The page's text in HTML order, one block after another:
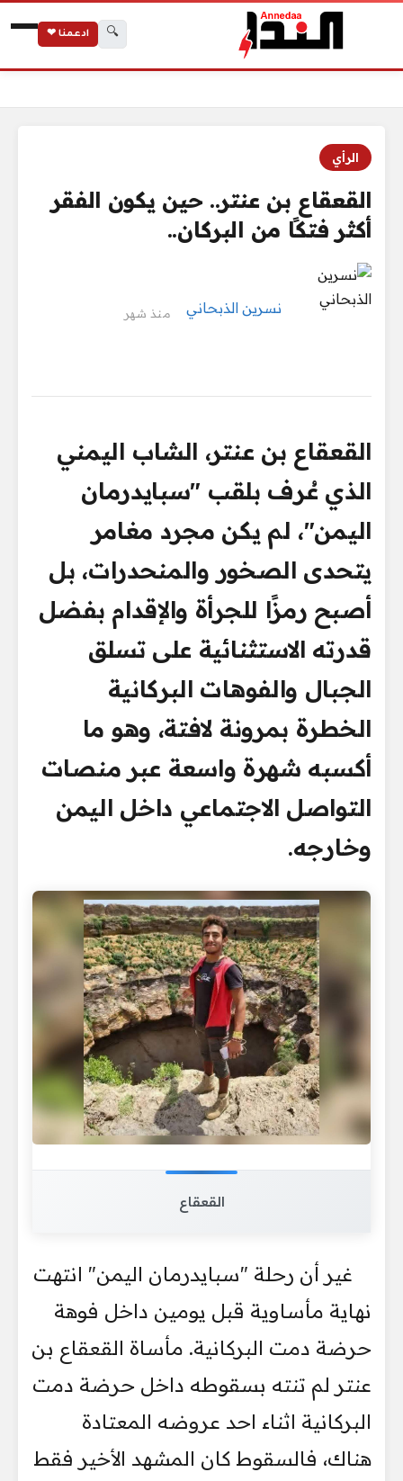
🔍 ادعمنا ❤
الرأي
القعقاع بن عنتر.. حين يكون الفقر
أكثر فتكًا من البركان..
نسرين الذبحاني منذ شهر
القعقاع بن عنتر، الشاب اليمني
الذي عُرف بلقب "سبايدرمان
اليمن"، لم يكن مجرد مغامر
يتحدى الصخور والمنحدرات، بل
أصبح رمزًا للجرأة والإقدام بفضل
قدرته الاستثنائية على تسلق
الجبال والفوهات البركانية
الخطرة بمرونة لافتة، وهو ما
أكسبه شهرة واسعة عبر منصات
التواصل الاجتماعي داخل اليمن
وخارجه.
القعقاع
غير أن رحلة "سبايدرمان اليمن" انتهت
نهاية مأساوية قبل يومين داخل فوهة
حرضة دمت البركانية. مأساة القعقاع بن
عنتر لم تنته بسقوطه داخل حرضة دمت
البركانية اثناء احد عروضه المعتادة
هناك، فالسقوط كان المشهد الأخير فقط